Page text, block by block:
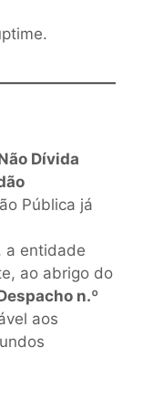
Dívida
Pública já
a entidade
ao abrigo do
n.º
aos